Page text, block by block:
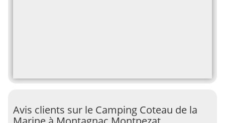
Avis clients sur le Camping Coteau de la